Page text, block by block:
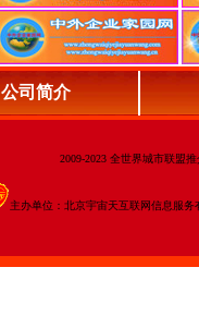
公司简介
2009-2023 全世界城市联盟
主办单位：北京宇宙天互联网信息服